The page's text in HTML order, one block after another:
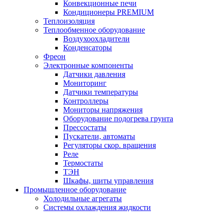
Конвекционные печи
Кондиционеры PREMIUM
Теплоизоляция
Теплообменное оборудование
Воздухоохладители
Конденсаторы
Фреон
Электронные компоненты
Датчики давления
Мониторинг
Датчики температуры
Контроллеры
Мониторы напряжения
Оборудование подогрева грунта
Прессостаты
Пускатели, автоматы
Регуляторы скор. вращения
Реле
Термостаты
ТЭН
Шкафы, шиты управления
Промышленное оборудование
Холодильные агрегаты
Системы охлаждения жидкости